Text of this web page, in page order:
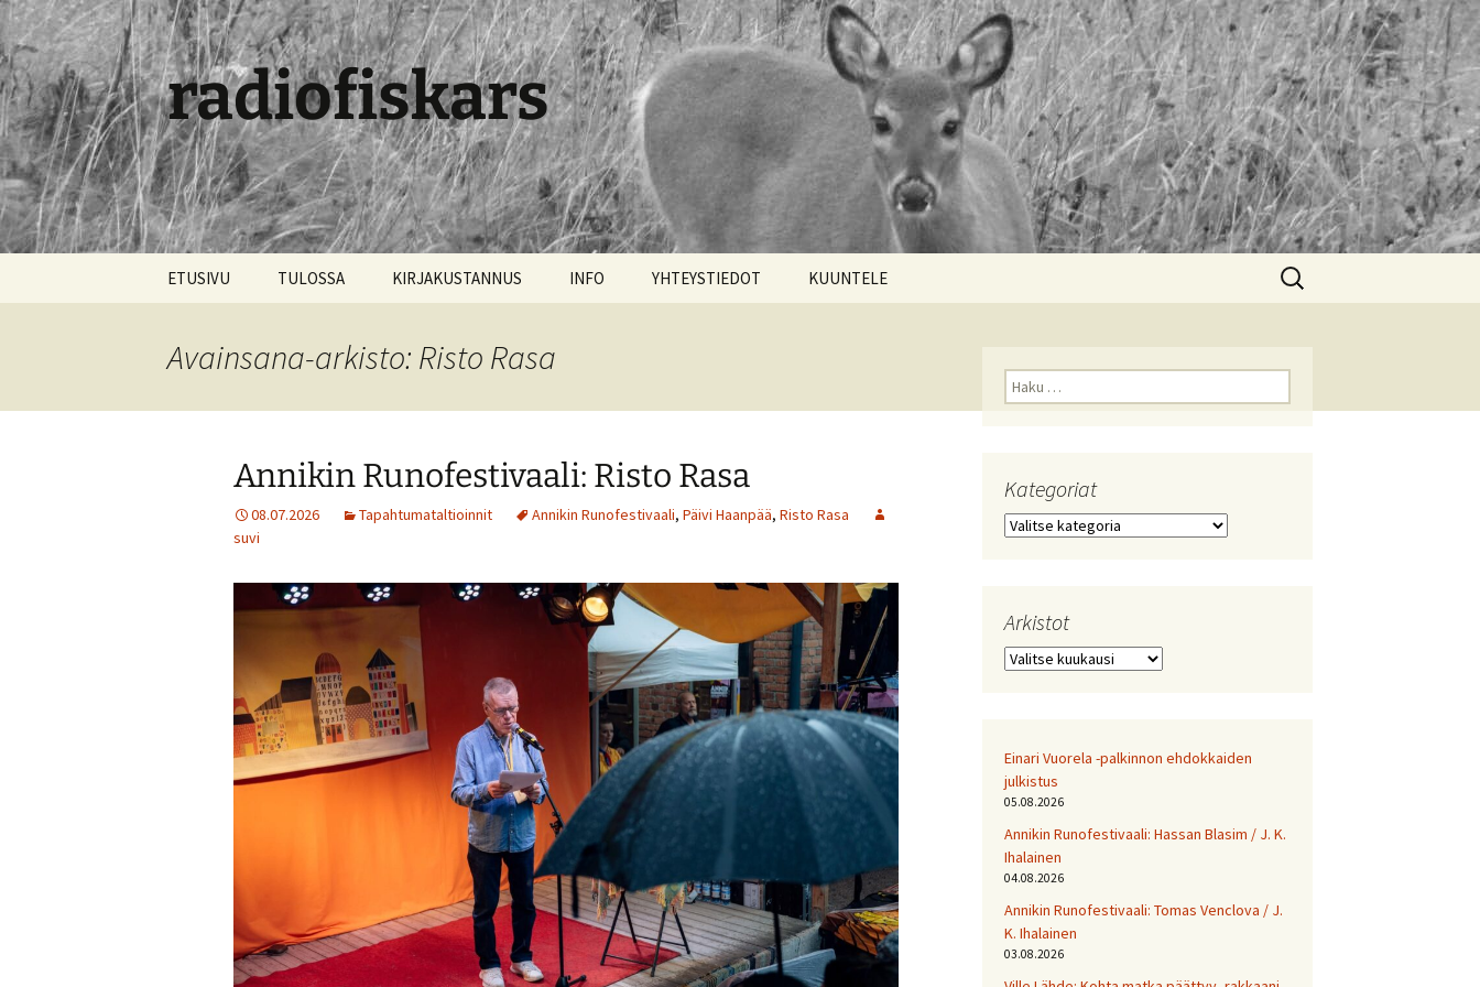
radiofiskars
ETUSIVU TULOSSA KIRJAKUSTANNUS INFO YHTEYSTIEDOT KUUNTELE
Haku:
Avainsana-arkisto: Risto Rasa
Annikin Runofestivaali: Risto Rasa
08.07.2026 Tapahtumataltioinnit Annikin Runofestivaali, Päivi Haanpää, Risto Rasa
suvi
Haku:
Kategoriat
Kategoriat
Arkistot
Arkistot
Einari Vuorela -palkinnon ehdokkaiden
julkistus
05.08.2026
Annikin Runofestivaali: Has­san Bla­sim / J. K.
Ihalainen
04.08.2026
Annikin Runofestivaali: Tomas Venclova / J.
K. Ihalainen
03.08.2026